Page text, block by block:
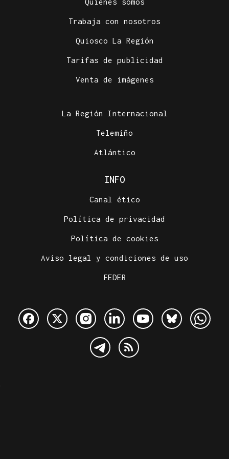
Trabaja con nosotros
Quiosco La Región
Tarifas de publicidad
Venta de imágenes
La Región Internacional
Telemiño
Atlántico
INFO
Canal ético
Política de privacidad
Política de cookies
Aviso legal y condiciones de uso
FEDER